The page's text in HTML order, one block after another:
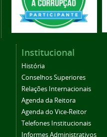
Institucional
História
Conselhos Superiores
Relações Internacionais
Agenda da Reitora
Agenda do Vice-Reitor
Telefones Institucionais
Informes Administrativos